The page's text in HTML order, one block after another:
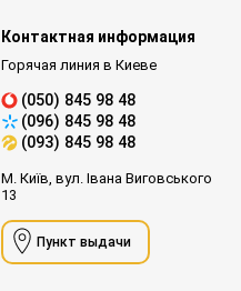
Контактная информация
Горячая линия в Киеве
(050) 845 98 48
(096) 845 98 48
(093) 845 98 48
М. Київ, вул. Івана Виговського
13
Пункт выдачи